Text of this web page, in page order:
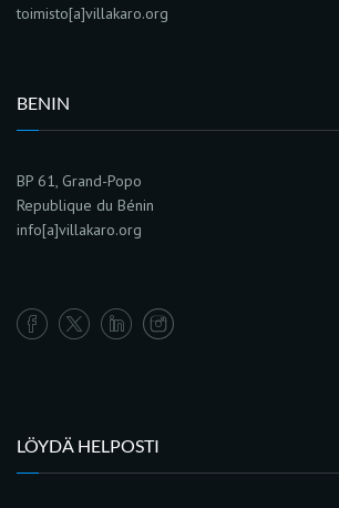
toimisto[a]villakaro.org
BENIN
BP 61, Grand-Popo
Republique du Bénin
info[a]villakaro.org
LÖYDÄ HELPOSTI